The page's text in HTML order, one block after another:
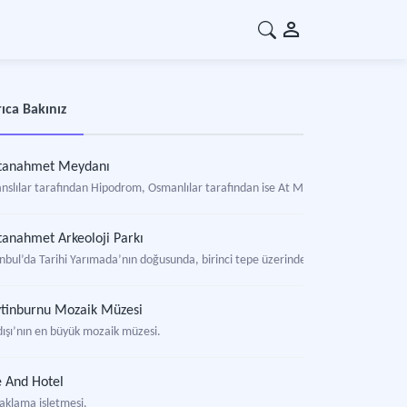
Bakınız
Meydanı
tarafından Hipodrom, Osmanlılar tarafından ise At Meydanı olarak
Arkeoloji Parkı
Tarihi Yarımada’nın doğusunda, birinci tepe üzerinde yer alan, Sur-i
Mozaik Müzesi
en büyük mozaik müzesi.
And Hotel
işletmesi.